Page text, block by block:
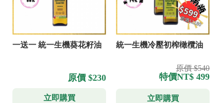
一送一 統一生機葵花籽油
原價 $230
立即購買
統一生機冷壓初榨橄欖油
原價 $540
特價NT$ 499
立即購買